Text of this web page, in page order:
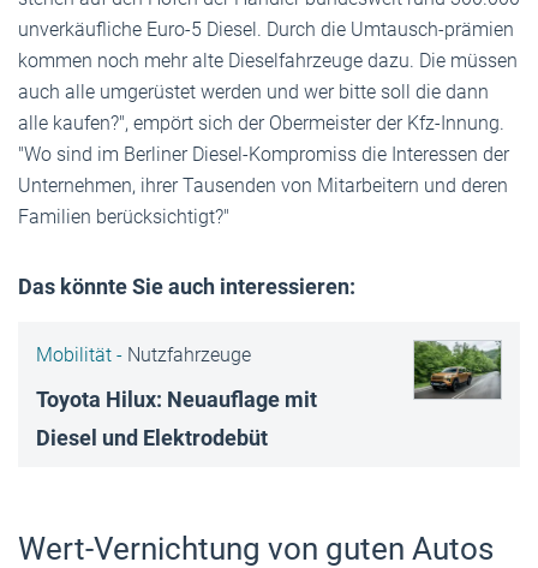
unverkäufliche Euro-5 Diesel. Durch die Umtausch-prämien
kommen noch mehr alte Dieselfahrzeuge dazu. Die müssen
auch alle umgerüstet werden und wer bitte soll die dann
alle kaufen?", empört sich der Obermeister der Kfz-Innung.
"Wo sind im Berliner Diesel-Kompromiss die Interessen der
Unternehmen, ihrer Tausenden von Mitarbeitern und deren
Familien berücksichtigt?"
Das könnte Sie auch interessieren:
Mobilität - Nutzfahrzeuge
Toyota Hilux: Neuauflage mit
Diesel und Elektrodebüt
Wert-Vernichtung von guten Autos